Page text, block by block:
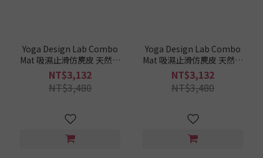
Yoga Design Lab Combo
Mat 吸濕止滑仿麂皮 天然橡
膠瑜珈墊3.5mm /
178x61cm - Celestial
NT$3,132
NT$3,480
Yoga Design Lab Combo
Mat 吸濕止滑仿麂皮 天然橡
膠瑜珈墊3.5mm /
178x61cm - Geo Blue
NT$3,132
NT$3,480